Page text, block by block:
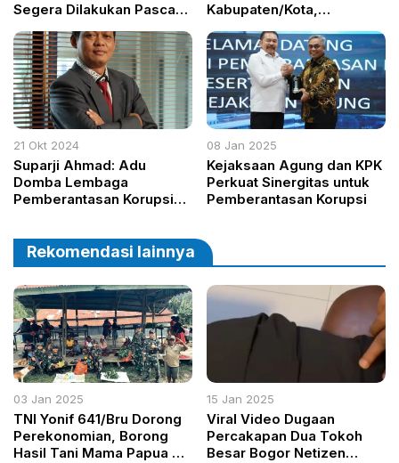
Segera Dilakukan Pasca
Kelas
Kabupaten/Kota,
Suara Dukung
Kepemimpinan Pusat
21 Okt 2024
Suparji Ahmad: Adu
Domba Lembaga
Pemberantasan Korupsi
Hukum
08 Jan 2025
Kejaksaan Agung dan KPK
Perkuat Sinergitas untuk
Pemberantasan Korupsi
Rekomendasi lainnya
03 Jan 2025
TNI Yonif 641/Bru Dorong
Perekonomian, Borong
Hasil Tani Mama Papua di
15 Jan 2025
Viral Video Dugaan
Percakapan Dua Tokoh
Besar Bogor Netizen